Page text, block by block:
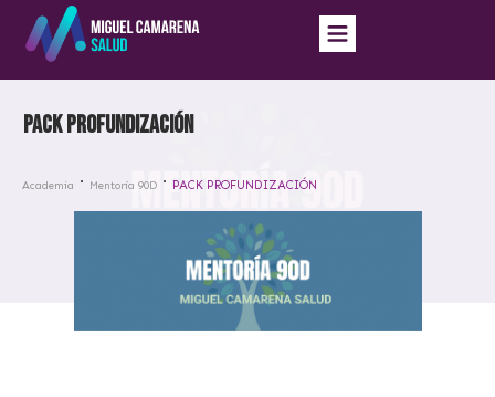
PACK PROFUNDIZACIÓN
Academia Mentoría 90D PACK PROFUNDIZACIÓN